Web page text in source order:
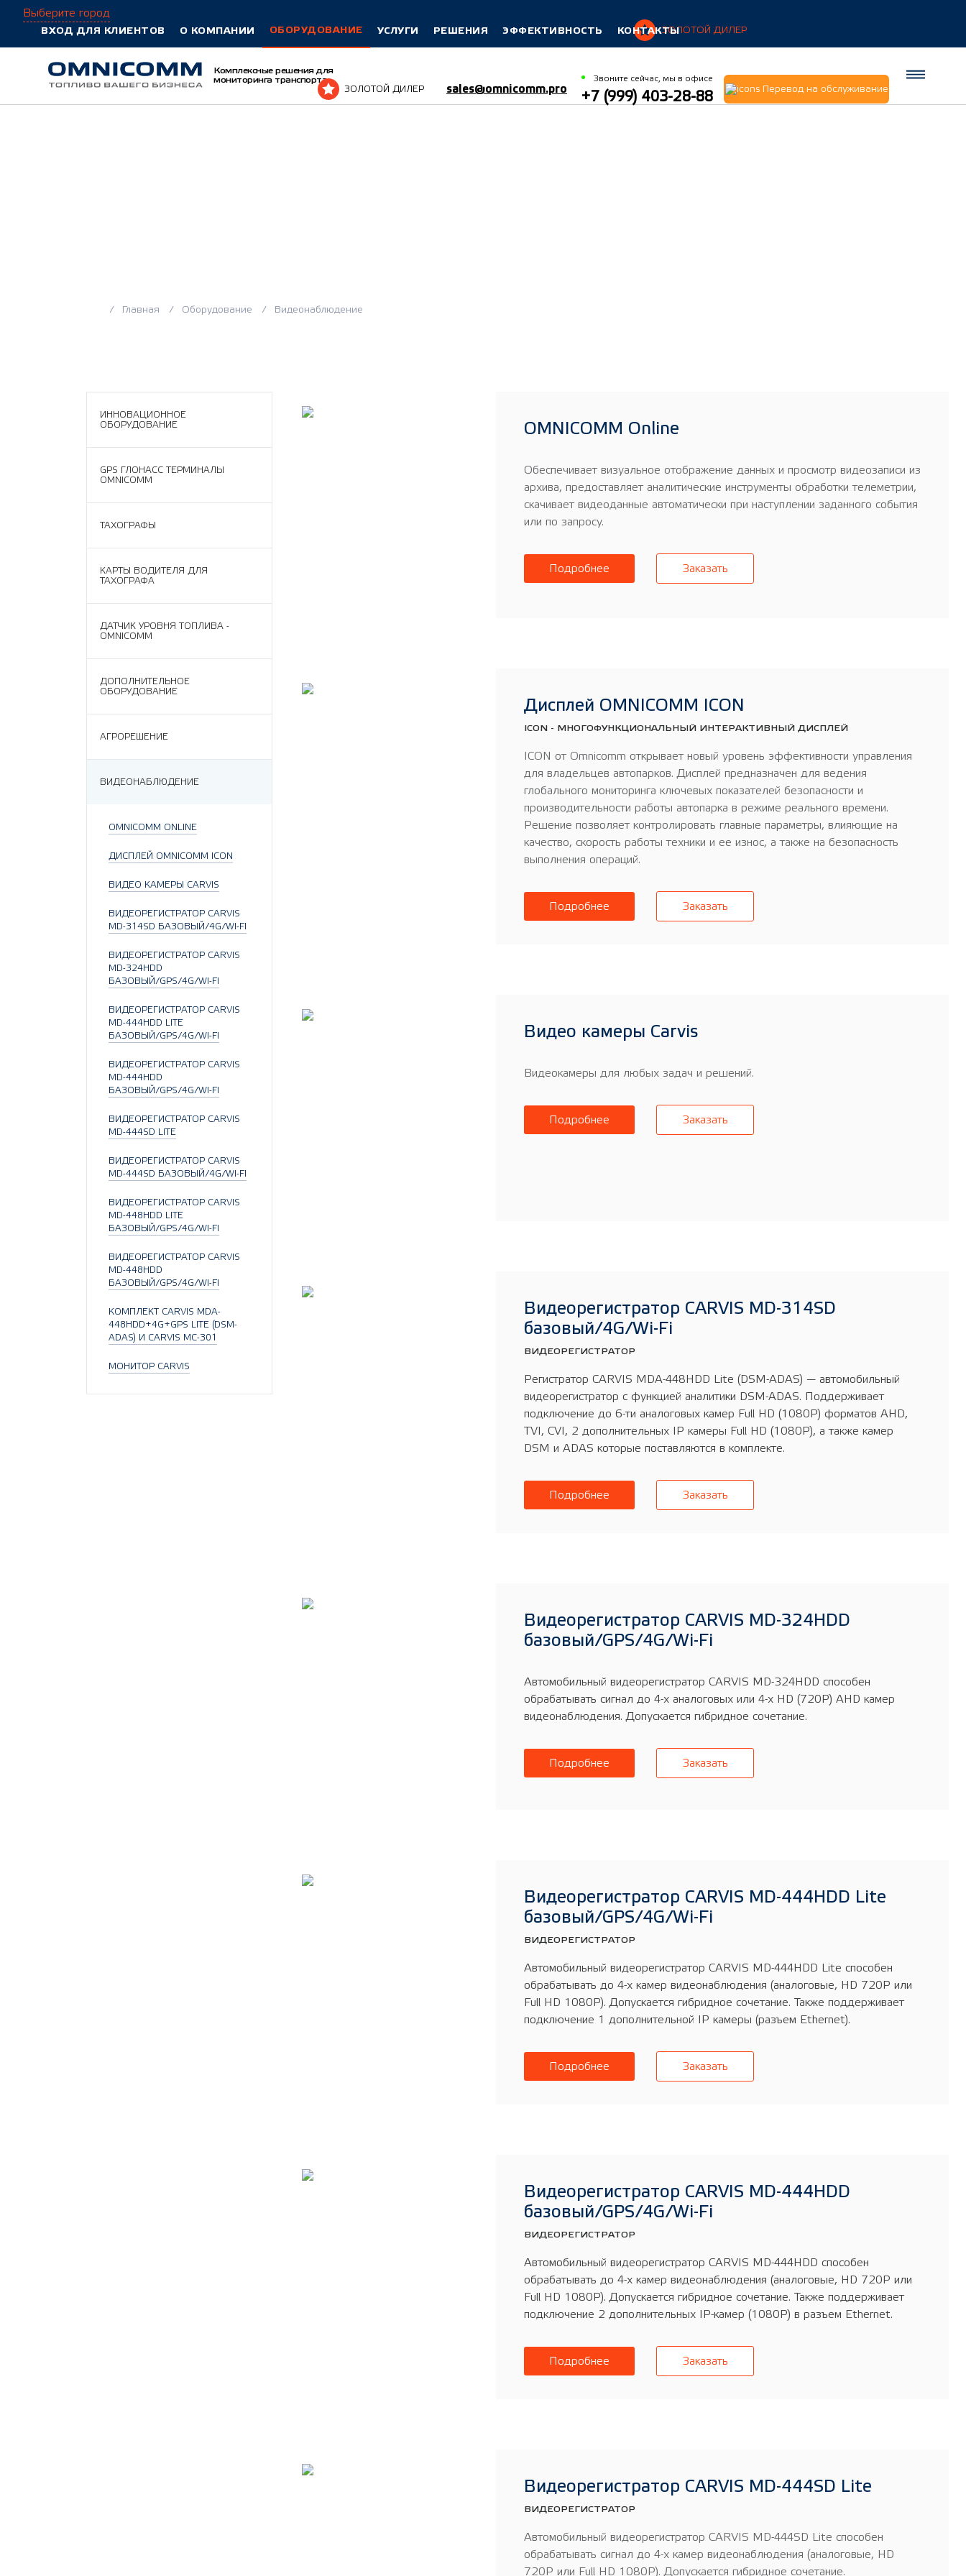
Выберите город
ЗОЛОТОЙ ДИЛЕР
Комплексные решения для
мониторинга транспорта
ЗОЛОТОЙ ДИЛЕР sales@omnicomm.pro
Звоните сейчас, мы в офисе
+7 (999) 403-28-88 Перевод на обслуживание
ВХОД ДЛЯ КЛИЕНТОВ О КОМПАНИИ ОБОРУДОВАНИЕ УСЛУГИ РЕШЕНИЯ ЭФФЕКТИВНОСТЬ КОНТАКТЫ
Главная Оборудование Видеонаблюдение
ИННОВАЦИОННОЕ
ОБОРУДОВАНИЕ
GPS ГЛОНАСС ТЕРМИНАЛЫ
OMNICOMM
ТАХОГРАФЫ
КАРТЫ ВОДИТЕЛЯ ДЛЯ
ТАХОГРАФА
ДАТЧИК УРОВНЯ ТОПЛИВА -
OMNICOMM
ДОПОЛНИТЕЛЬНОЕ
ОБОРУДОВАНИЕ
АГРОРЕШЕНИЕ
ВИДЕОНАБЛЮДЕНИЕ
OMNICOMM ONLINE
ДИСПЛЕЙ OMNICOMM ICON
ВИДЕО КАМЕРЫ CARVIS
ВИДЕОРЕГИСТРАТОР CARVIS
MD-314SD БАЗОВЫЙ/4G/WI-FI
ВИДЕОРЕГИСТРАТОР CARVIS
MD-324HDD
БАЗОВЫЙ/GPS/4G/WI-FI
ВИДЕОРЕГИСТРАТОР CARVIS
MD-444HDD LITE
БАЗОВЫЙ/GPS/4G/WI-FI
ВИДЕОРЕГИСТРАТОР CARVIS
MD-444HDD
БАЗОВЫЙ/GPS/4G/WI-FI
ВИДЕОРЕГИСТРАТОР CARVIS
MD-444SD LITE
ВИДЕОРЕГИСТРАТОР CARVIS
MD-444SD БАЗОВЫЙ/4G/WI-FI
ВИДЕОРЕГИСТРАТОР CARVIS
MD-448HDD LITE
БАЗОВЫЙ/GPS/4G/WI-FI
ВИДЕОРЕГИСТРАТОР CARVIS
MD-448HDD
БАЗОВЫЙ/GPS/4G/WI-FI
КОМПЛЕКТ CARVIS MDA-
448HDD+4G+GPS LITE (DSM-
ADAS) И CARVIS MC-301
МОНИТОР CARVIS
OMNICOMM Online
Обеспечивает визуальное отображение данных и просмотр видеозаписи из
архива, предоставляет аналитические инструменты обработки телеметрии,
скачивает видеоданные автоматически при наступлении заданного события
или по запросу.
Подробнее Заказать
Дисплей OMNICOMM ICON
ICON - МНОГОФУНКЦИОНАЛЬНЫЙ ИНТЕРАКТИВНЫЙ ДИСПЛЕЙ
ICON от Omnicomm открывает новый уровень эффективности управления
для владельцев автопарков. Дисплей предназначен для ведения
глобального мониторинга ключевых показателей безопасности и
производительности работы автопарка в режиме реального времени.
Решение позволяет контролировать главные параметры, влияющие на
качество, скорость работы техники и ее износ, а также на безопасность
выполнения операций.
Подробнее Заказать
Видео камеры Carvis
Видеокамеры для любых задач и решений.
Подробнее Заказать
Видеорегистратор CARVIS MD-314SD
базовый/4G/Wi-Fi
ВИДЕОРЕГИСТРАТОР
Регистратор CARVIS MDA-448HDD Lite (DSM-ADAS) — автомобильный
видеорегистратор с функцией аналитики DSM-ADAS. Поддерживает
подключение до 6-ти аналоговых камер Full HD (1080P) форматов AHD,
TVI, CVI, 2 дополнительных IP камеры Full HD (1080P), а также камер
DSM и ADAS которые поставляются в комплекте.
Подробнее Заказать
Видеорегистратор CARVIS MD-324HDD
базовый/GPS/4G/Wi-Fi
Автомобильный видеорегистратор CARVIS MD-324HDD способен
обрабатывать сигнал до 4-х аналоговых или 4-х HD (720P) AHD камер
видеонаблюдения. Допускается гибридное сочетание.
Подробнее Заказать
Видеорегистратор CARVIS MD-444HDD Lite
базовый/GPS/4G/Wi-Fi
ВИДЕОРЕГИСТРАТОР
Автомобильный видеорегистратор CARVIS MD-444HDD Lite способен
обрабатывать до 4-х камер видеонаблюдения (аналоговые, HD 720P или
Full HD 1080P). Допускается гибридное сочетание. Также поддерживает
подключение 1 дополнительной IP камеры (разъем Ethernet).
Подробнее Заказать
Видеорегистратор CARVIS MD-444HDD
базовый/GPS/4G/Wi-Fi
ВИДЕОРЕГИСТРАТОР
Автомобильный видеорегистратор CARVIS MD-444HDD способен
обрабатывать до 4-х камер видеонаблюдения (аналоговые, HD 720P или
Full HD 1080P). Допускается гибридное сочетание. Также поддерживает
подключение 2 дополнительных IP-камер (1080Р) в разъем Ethernet.
Подробнее Заказать
Видеорегистратор CARVIS MD-444SD Lite
ВИДЕОРЕГИСТРАТОР
Автомобильный видеорегистратор CARVIS MD-444SD Lite способен
обрабатывать сигнал до 4-х камер видеонаблюдения (аналоговые, HD
720P или Full HD 1080P). Допускается гибридное сочетание.